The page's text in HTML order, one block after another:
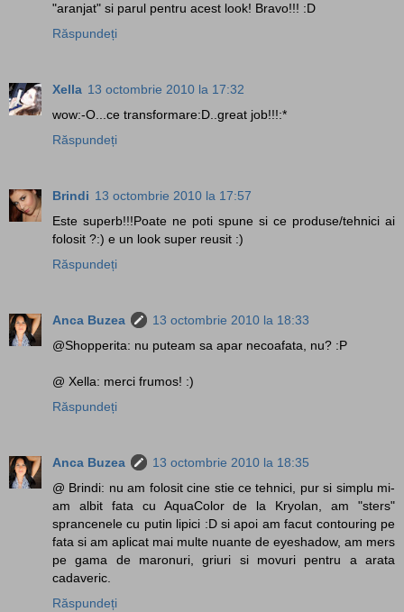
"aranjat" si parul pentru acest look! Bravo!!! :D
Răspundeți
Xella 13 octombrie 2010 la 17:32
wow:-O...ce transformare:D..great job!!!:*
Răspundeți
Brindi 13 octombrie 2010 la 17:57
Este superb!!!Poate ne poti spune si ce produse/tehnici ai
folosit ?:) e un look super reusit :)
Răspundeți
Anca Buzea
13 octombrie 2010 la 18:33
@Shopperita: nu puteam sa apar necoafata, nu? :P
@ Xella: merci frumos! :)
Răspundeți
Anca Buzea
13 octombrie 2010 la 18:35
@ Brindi: nu am folosit cine stie ce tehnici, pur si simplu mi-
am albit fata cu AquaColor de la Kryolan, am "sters"
sprancenele cu putin lipici :D si apoi am facut contouring pe
fata si am aplicat mai multe nuante de eyeshadow, am mers
pe gama de maronuri, griuri si movuri pentru a arata
cadaveric.
Răspundeți